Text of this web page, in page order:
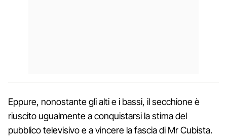
Eppure, nonostante gli alti e i bassi, il secchione è
riuscito ugualmente a conquistarsi la stima del
pubblico televisivo e a vincere la fascia di Mr Cubista.